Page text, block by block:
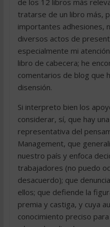
de los 12 libros más
tratarse de un libro más,
importantes adhesiones,
diversos actos de
especialmente mi
libro de cabecera; he
comentarios de blog que
disensión.
Si interpreto bien los
considerar, sí, que hay
representativa del
Management, que
nuestro país y enfoca
trabajadores (no puedo
desacuerdo); que
ellos; que defiende la
premia y castiga, y cuya
conocimiento preciso